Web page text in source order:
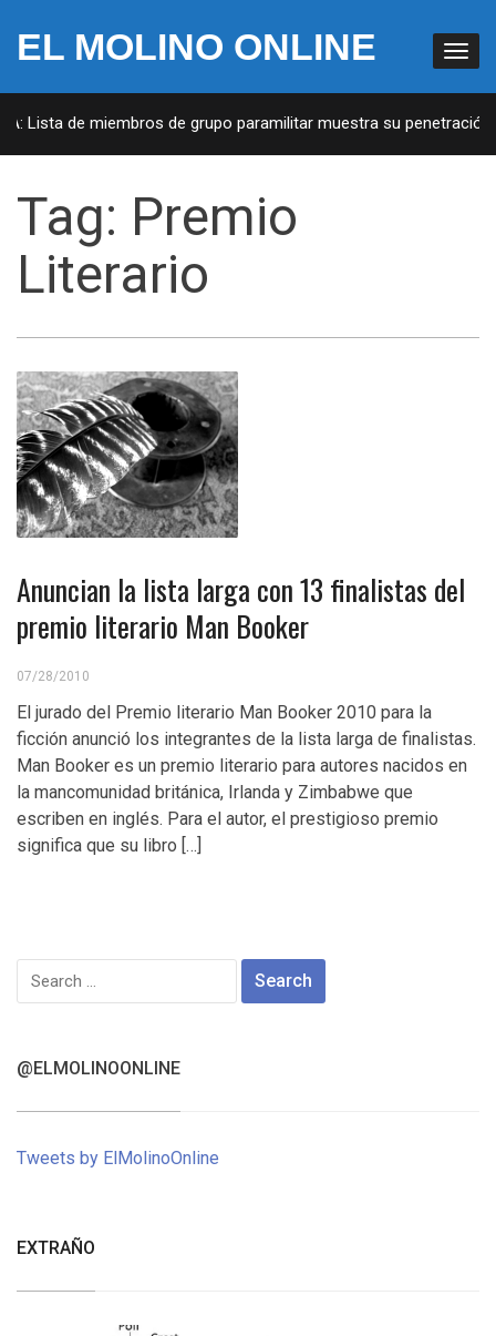
EL MOLINO ONLINE
Lista de miembros de grupo paramilitar muestra su penetración
Tag: Premio
Literario
Anuncian la lista larga con 13 finalistas del
premio literario Man Booker
07/28/2010
El jurado del Premio literario Man Booker 2010 para la
ficción anunció los integrantes de la lista larga de finalistas.
Man Booker es un premio literario para autores nacidos en
la mancomunidad británica, Irlanda y Zimbabwe que
escriben en inglés. Para el autor, el prestigioso premio
significa que su libro […]
Search
for:
@ELMOLINOONLINE
Tweets by ElMolinoOnline
EXTRAÑO